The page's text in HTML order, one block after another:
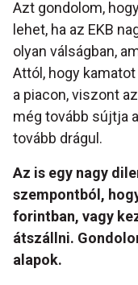
Azt gondolom,
lehet, ha az EKB
olyan válságban,
Attól, hogy
a piacon, viszont
még tovább sújtja
tovább drágul.
Az is egy nagy
szempontból,
forintban, vagy
átszállni.
alapok.